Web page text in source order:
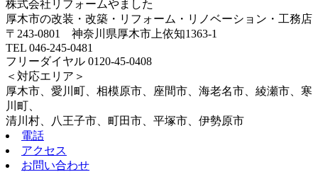
株式会社リフォームやました
厚木市の改装・改築・リフォーム・リノベーション・工務店
〒243-0801 神奈川県厚木市上依知1363-1
TEL 046-245-0481
フリーダイヤル 0120-45-0408
＜対応エリア＞
厚木市、愛川町、相模原市、座間市、海老名市、綾瀬市、寒
川町、
清川村、八王子市、町田市、平塚市、伊勢原市
電話
アクセス
お問い合わせ